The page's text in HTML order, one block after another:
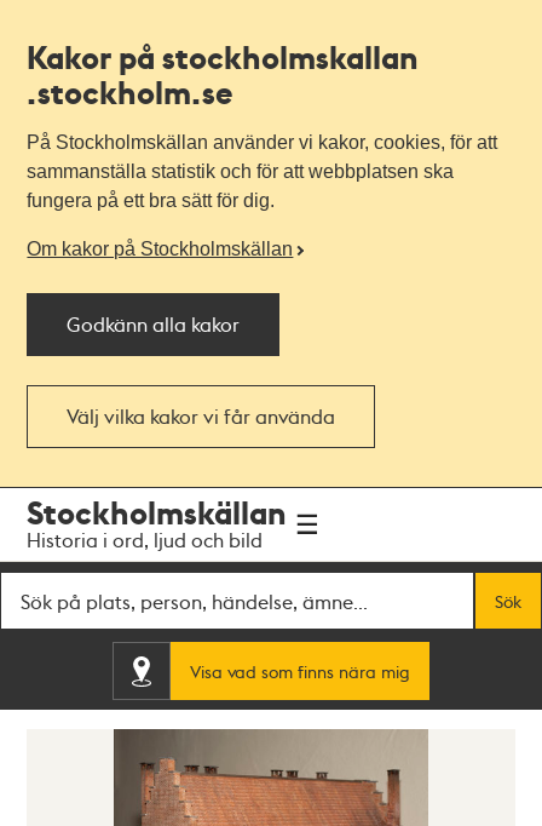
Kakor på stockholmskallan
.stockholm.se
På Stockholmskällan använder vi kakor, cookies, för att
sammanställa statistik och för att webbplatsen ska
fungera på ett bra sätt för dig.
Om kakor på Stockholmskällan
Godkänn alla kakor
Välj vilka kakor vi får använda
navigationen
huvudinnehållet
Stockholmskällan
Historia i ord, ljud och bild
Sök
Visa vad som finns nära mig